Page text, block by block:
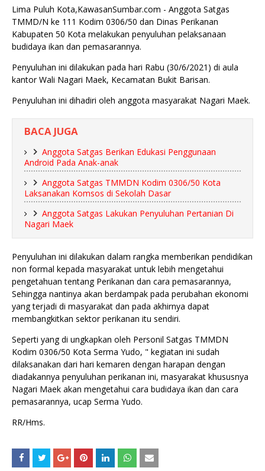
Lima Puluh Kota,KawasanSumbar.com - Anggota Satgas
TMMD/N ke 111 Kodim 0306/50 dan Dinas Perikanan
Kabupaten 50 Kota melakukan penyuluhan pelaksanaan
budidaya ikan dan pemasarannya.
Penyuluhan ini dilakukan pada hari Rabu (30/6/2021) di aula
kantor Wali Nagari Maek, Kecamatan Bukit Barisan.
Penyuluhan ini dihadiri oleh anggota masyarakat Nagari Maek.
BACA JUGA
Anggota Satgas Berikan Edukasi Penggunaan
Android Pada Anak-anak
Anggota Satgas TMMDN Kodim 0306/50 Kota
Laksanakan Komsos di Sekolah Dasar
Anggota Satgas Lakukan Penyuluhan Pertanian Di
Nagari Maek
Penyuluhan ini dilakukan dalam rangka memberikan pendidikan
non formal kepada masyarakat untuk lebih mengetahui
pengetahuan tentang Perikanan dan cara pemasarannya,
Sehingga nantinya akan berdampak pada perubahan ekonomi
yang terjadi di masyarakat dan pada akhirnya dapat
membangkitkan sektor perikanan itu sendiri.
Seperti yang di ungkapkan oleh Personil Satgas TMMDN
Kodim 0306/50 Kota Serma Yudo, " kegiatan ini sudah
dilaksanakan dari hari kemaren dengan harapan dengan
diadakannya penyuluhan perikanan ini, masyarakat khususnya
Nagari Maek akan mengetahui cara budidaya ikan dan cara
pemasarannya, ucap Serma Yudo.
RR/Hms.